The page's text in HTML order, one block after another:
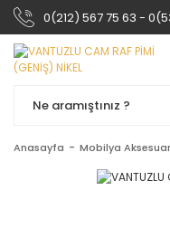
0(212) 567 75 63 -
Anasayfa Mobilya